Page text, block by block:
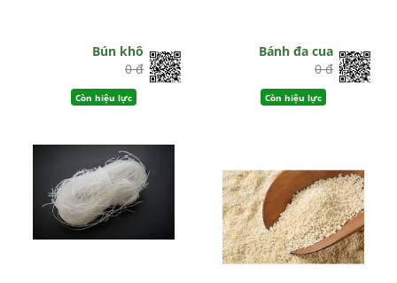
Bún khô
0 đ
Còn hiệu lực
Bánh đa cua
0 đ
Còn hiệu lực